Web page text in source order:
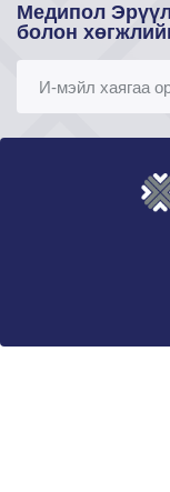
Медипол
болон